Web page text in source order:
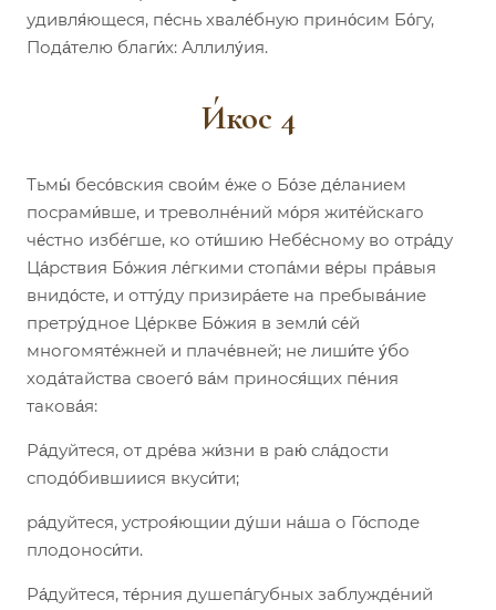
удивля́ющеся, пе́снь хвале́бную прино́сим Бо́гу,
Пода́телю благи́х: Аллилу́ия.
И́кос 4
Тьмы́ бесо́вския свои́м е́же о Бо́зе де́ланием
посрами́вше, и треволне́ний мо́ря жите́йскаго
че́стно избе́гше, ко оти́шию Небе́сному во отра́ду
Ца́рствия Бо́жия ле́гкими стопа́ми ве́ры пра́выя
внидо́сте, и отту́ду призира́ете на пребыва́ние
претру́дное Це́ркве Бо́жия в земли́ се́й
многомяте́жней и плаче́вней; не лиши́те у́бо
хода́тайства своего́ ва́м принося́щих пе́ния
такова́я:
Ра́дуйтеся, от дре́ва жи́зни в раю́ сла́дости
сподо́бившиися вкуси́ти;
ра́дуйтеся, устроя́ющии ду́ши на́ша о Го́споде
плодоноси́ти.
Ра́дуйтеся, те́рния душепа́губных заблужде́ний